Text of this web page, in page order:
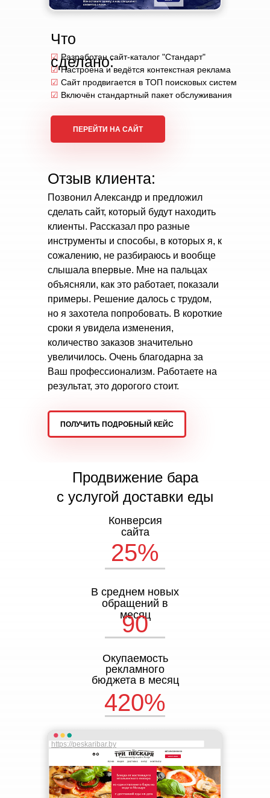
☑ Разработан сайт-каталог "Стандарт"
☑Настроена и ведётся контекстная реклама
☑ Сайт продвигается в ТОП поисковых систем
☑ Включён стандартный пакет обслуживания
Отзыв клиента:
Позвонил Александр и предложил
сделать сайт, который будут находить
клиенты. Рассказал про разные
инструменты и способы, в которых я, к
сожалению, не разбираюсь и вообще
слышала впервые. Мне на пальцах
объясняли, как это работает, показали
примеры. Решение далось с трудом,
но я захотела попробовать. В короткие
сроки я увидела изменения,
количество заказов значительно
увеличилось. Очень благодарна за
Ваш профессионализм. Работаете на
результат, это дорогого стоит.
ПОЛУЧИТЬ ПОДРОБНЫЙ КЕЙС
Что
сделано:
ПЕРЕЙТИ НА САЙТ
25%
Конверсия
сайта
Продвижение бара
с услугой доставки еды
В среднем новых
обращений в
месяц
90
Окупаемость
рекламного
бюджета в месяц
420%
https://peskaribar.by